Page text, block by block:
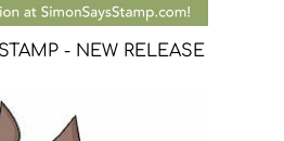
- NEW RELEASE